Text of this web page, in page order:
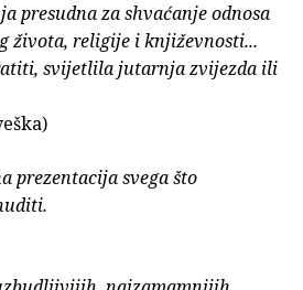
presudna za shvaćanje odnosa
života, religije i književnosti...
svijetlila jutarnja zvijezda ili
prezentacija svega što